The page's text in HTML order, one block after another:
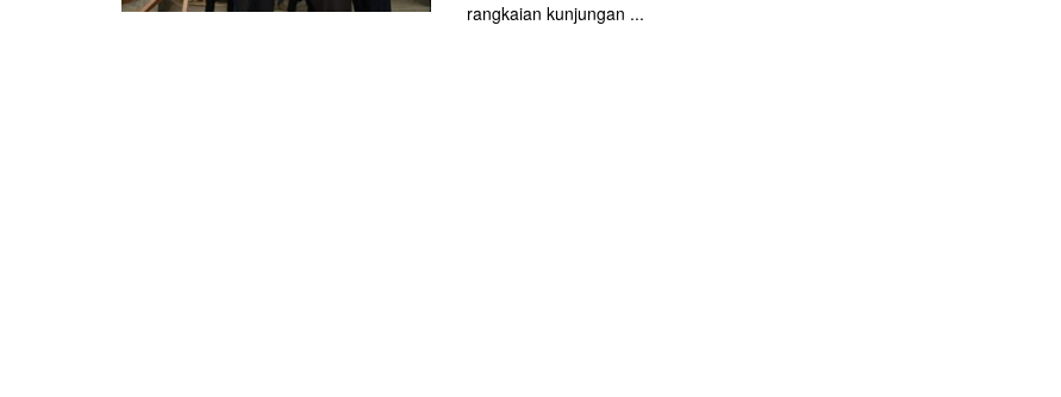
rangkaian kunjungan ...